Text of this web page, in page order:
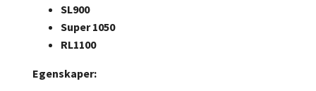
SL900
Super 1050
RL1100
Egenskaper: